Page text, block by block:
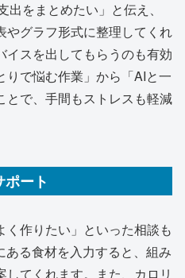
をまとめたい」と伝え、
やグラフ形式に整理してくれ
イスを出してもらうのも有効
りで悩む作業」から「AIと一
とで、手間もストレスも軽減
ート
く作りたい」といった相談も
る食材を入力すると、組み
てくれます。また、カロリ